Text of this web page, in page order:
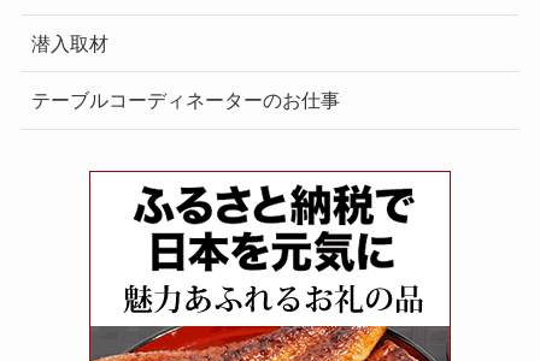
潜入取材
テーブルコーディネーターのお仕事